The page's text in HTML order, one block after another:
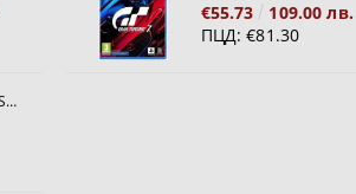
HOLLOW KNIGHT: SILKSONG [NINTENDO SWITCH 2]
€55.73
109.00 лв.
ПЦД: €81.30